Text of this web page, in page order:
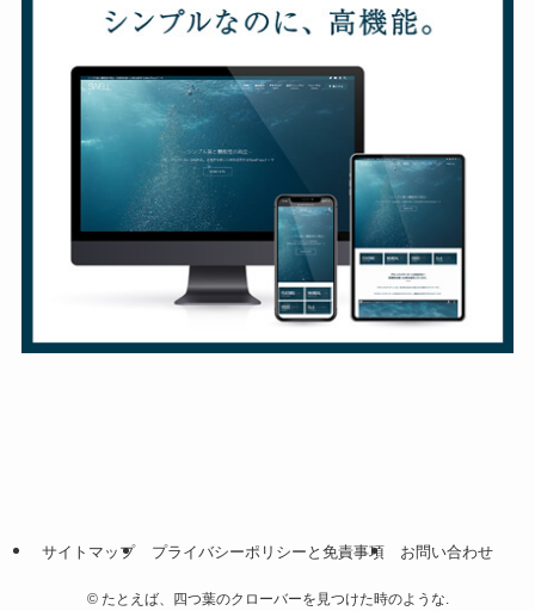
サイトマップ プライバシーポリシーと免責事項 お問い合わせ
©たとえば、四つ葉のクローバーを見つけた時のような.